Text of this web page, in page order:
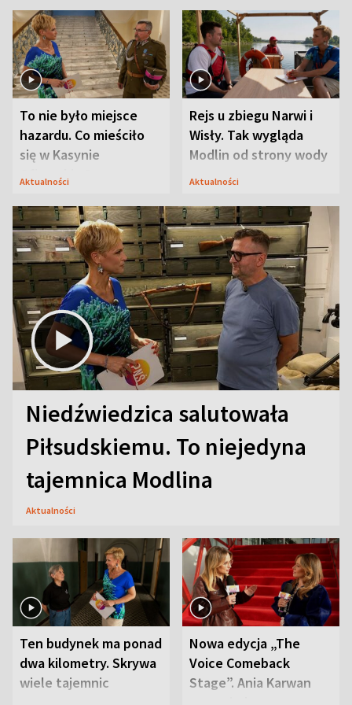
To nie było miejsce
hazardu. Co mieściło
się w Kasynie
Oficerskim?
Aktualności
Rejs u zbiegu Narwi i
Wisły. Tak wygląda
Modlin od strony wody
Aktualności
Niedźwiedzica salutowała
Piłsudskiemu. To niejedyna
tajemnica Modlina
Aktualności
Ten budynek ma ponad
dwa kilometry. Skrywa
wiele tajemnic
Nowa edycja „The
Voice Comeback
Stage”. Ania Karwan